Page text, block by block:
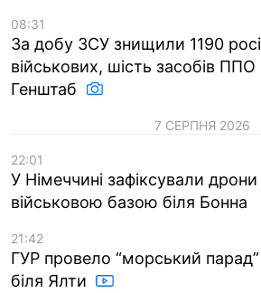
08:31
За добу ЗСУ знищили 1190
військових, шість засобів
Генштаб
7 СЕРПНЯ 2026
22:01
У Німеччині зафіксували
військовою базою біля Бонна
21:42
ГУР провело “морський
біля Ялти